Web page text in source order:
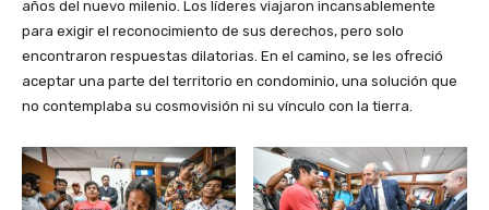
años del nuevo milenio. Los líderes viajaron incansablemente
para exigir el reconocimiento de sus derechos, pero solo
encontraron respuestas dilatorias. En el camino, se les ofreció
aceptar una parte del territorio en condominio, una solución que
no contemplaba su cosmovisión ni su vínculo con la tierra.